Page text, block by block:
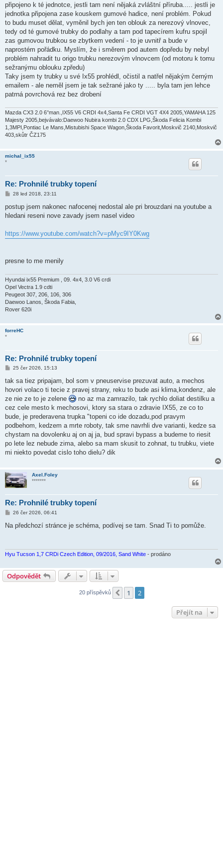
e
k
připojeno k té jednotce, jestli tam není nějaká zvláštní příruba..... jestli je
jednotka připojena zase kouskem gumové hadice, není problém. Pokud
to budu muset dělat, vyměnil bych jen ten oblouk za nerezový vlnovec,
tedy od té gumové trubky do podlahy a tam pod tapecírem kufru spojil
zas gumovou trubkou se zbytkem vedení - to je uvnitř a bude v
naprostém pořádku. Myslím, že i směrem pod autem dopředu by nebyl
problém nahradit tu origo trubku nerezovým vlnovcem (od motoru k tomu
sežranýmu oblouku zpředu)
Taky jsem ty trubky u své Ix55 prohlédl, očistil a natřel nějakým černým
emailem - ale neměl jsem je tak sežrané jako ty ..... byla tam jen lehce
patrná povrchová rez bez drobení
Mazda CX3 2.0 6°man.,IX55 V6 CRDI 4x4,Santa Fe CRDI VGT 4X4 2005,YAMAHA 125
Majesty 2005,bejvávalo:Daewoo Nubira kombi 2.0 CDX LPG,Škoda Felicia Kombi
1,3MPI,Pontiac Le Mans,Mistubishi Space Wagon,Škoda Favorit,Moskvič 2140,Moskvič
403,skůtr ČZ175
michal_ix55
*
Re: Prohnilé trubky topení
P
í
p
e
28 led 2018, 23:11
postup jsem nakonec nafocenej nedostal ale pri brouzdani na youtube a
hledani reseni nove zavady jsem nasel video
https://www.youtube.com/watch?v=pMyc9IY0Kwg
presne to me menily
Hyundai ix55 Premium , 09. 4x4, 3.0 V6 crdi
Opel Vectra 1.9 cdti
Peugeot 307, 206, 106, 306
Daewoo Lanos, Škoda Fabia,
Rover 620i
forreHC
*
Re: Prohnilé trubky topení
P
í
p
ě
e
k
25 čer 2026, 15:13
tak sa tiez pripajam, bol som v pneuservise prezuvat auto, a mechos
hovori volaco ti tecie z pravej strany, reku to bude asi klima,kondenz, ale
ze nie ze to je zelene
no az ma zamrazilo, tak rychlo doliat destilku a
cez cele mesto k mechosovi, ktory sa stara o zdravie IX55, ze co to
bude, je prederavena trupka "topeni co ide dozadu,pod pravym
podbehom, kedzem a mrte roboty, tak sme navrhli dve varianti, kedze sa
chystam na dovolenku aj on aj ja, bud spravi bypass a budeme to riesit
po lete lez nebude zima, alebo sa mam skusit to zohnat, tu trubku, viete
mi niekto povedat cislo toho dielu? dik
Axel.Foley
*******
Re: Prohnilé trubky topení
P
í
e
26 čer 2026, 06:41
Na předchozí stránce je schéma, podívej se tam. Snad Ti to pomůže.
Hyu Tucson 1,7 CRDi Czech Edition, 09/2016, Sand White - prodáno
Odpovědět
20 příspěvků Předchozí
1 2
Přejít na